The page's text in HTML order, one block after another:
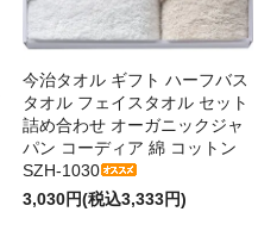
今治タオル ギフト ハーフバス
タオル フェイスタオル セット
詰め合わせ オーガニックジャ
パン コーディア 綿 コットン
SZH-1030
3,030円(税込3,333円)